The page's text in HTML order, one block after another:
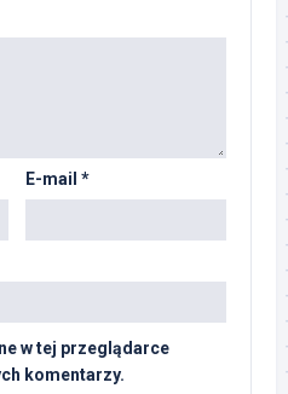
E-mail *
w tej przeglądarce
komentarzy.